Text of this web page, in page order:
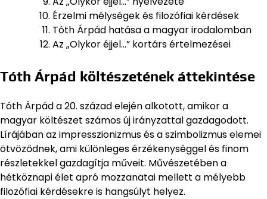
Érzelmi mélységek és filozófiai kérdések
Tóth Árpád hatása a magyar irodalomban
Az „Olykor éjjel…” kortárs értelmezései
Tóth Árpád költészetének áttekintése
Tóth Árpád a 20. század elején alkotott, amikor a
magyar költészet számos új irányzattal gazdagodott.
Lírájában az impresszionizmus és a szimbolizmus elemei
ötvöződnek, ami különleges érzékenységgel és finom
részletekkel gazdagítja műveit. Művészetében a
hétköznapi élet apró mozzanatai mellett a mélyebb
filozófiai kérdésekre is hangsúlyt helyez.